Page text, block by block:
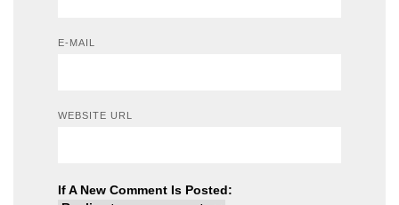
E-MAIL
WEBSITE URL
If A New Comment Is Posted: